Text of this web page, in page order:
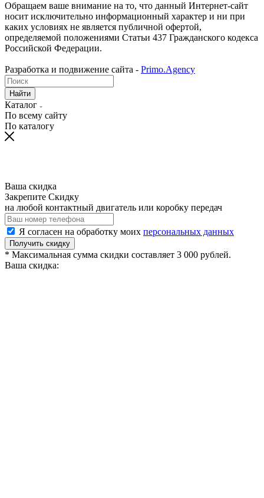
Обращаем ваше внимание на то, что данный Интернет-сайт
носит исключительно информационный характер и ни при
каких условиях не является публичной офертой,
определяемой положениями Статьи 437 Гражданского кодекса
Российской Федерации.
Разработка и подвижение сайта - Primo.Agency
Найти
Каталог
По всему сайту
По каталогу
Ваша скидка
Закрепите Скидку
на любой контактный двигатель или коробку передач
Я согласен на обработку моих персональных данных
Получить скидку
* Максимальная сумма скидки составляет 3 000 рублей.
Ваша скидка: